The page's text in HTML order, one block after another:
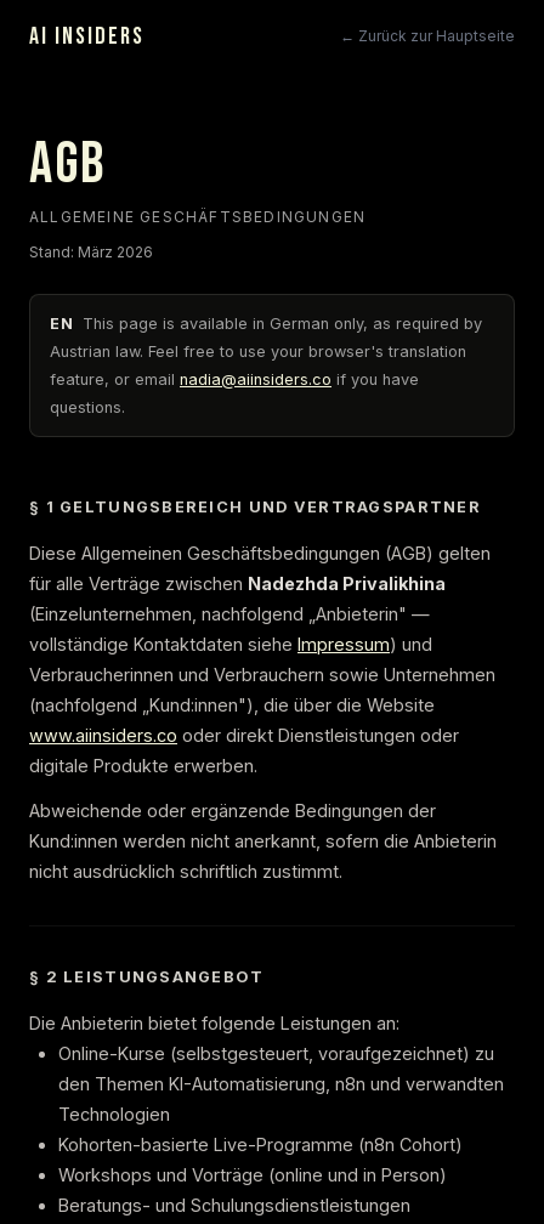
AI INSIDERS ← Zurück zur Hauptseite
AGB
ALLGEMEINE GESCHÄFTSBEDINGUNGEN
Stand: März 2026
EN This page is available in German only, as required by
Austrian law. Feel free to use your browser's translation
feature, or email nadia@aiinsiders.co if you have
questions.
§ 1 GELTUNGSBEREICH UND VERTRAGSPARTNER
Diese Allgemeinen Geschäftsbedingungen (AGB) gelten
für alle Verträge zwischen Nadezhda Privalikhina
(Einzelunternehmen, nachfolgend „Anbieterin" —
vollständige Kontaktdaten siehe Impressum) und
Verbraucherinnen und Verbrauchern sowie Unternehmen
(nachfolgend „Kund:innen"), die über die Website
www.aiinsiders.co oder direkt Dienstleistungen oder
digitale Produkte erwerben.
Abweichende oder ergänzende Bedingungen der
Kund:innen werden nicht anerkannt, sofern die Anbieterin
nicht ausdrücklich schriftlich zustimmt.
§ 2 LEISTUNGSANGEBOT
Die Anbieterin bietet folgende Leistungen an:
Online-Kurse (selbstgesteuert, voraufgezeichnet) zu
den Themen KI-Automatisierung, n8n und verwandten
Technologien
Kohorten-basierte Live-Programme (n8n Cohort)
Workshops und Vorträge (online und in Person)
Beratungs- und Schulungsdienstleistungen